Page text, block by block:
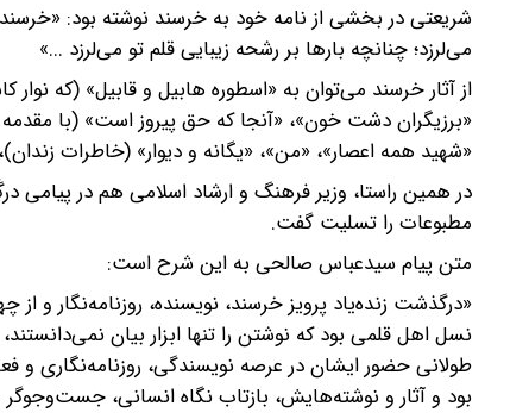
شریعتی در بخشی از نامه خود به خرسند نوشته بود:
می‌لرزد؛ چنانچه بارها بر رشحه زیبایی قلم تو می‌لرزد ...»
«برزیگران دشت خون»، «آنجا که حق پیروز است» (با
«شهید همه اعصار»، «من»، «یگانه و دیوار» (خاطرات
در همین راستا، وزیر فرهنگ و ارشاد اسلامی هم در پیامی
مطبوعات را تسلیت گفت.
متن پیام سیدعباس صالحی به این شرح است:
«درگذشت زنده‌یاد پرویز خرسند، نویسنده، روزنامه‌نگار
نسل اهل قلمی بود که نوشتن را تنها ابزار بیان
طولانی حضور ایشان در عرصه نویسندگی، روزنامه‌نگاری
بود و آثار و نوشته‌هایش، بازتاب نگاه انسانی،